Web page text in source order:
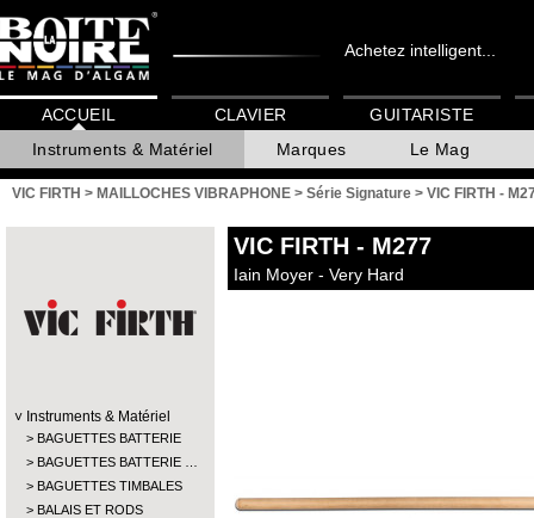
Achetez intelligent...
ACCUEIL
Instruments & Matériel
Marques Le Mag
CLAVIER GUITARISTE
VIC FIRTH > MAILLOCHES VIBRAPHONE > Série Signature > VIC FIRTH -
Instruments & Matériel
BAGUETTES BATTERIE
BAGUETTES BATTERIE …
BAGUETTES TIMBALES
BALAIS ET RODS
VIC FIRTH - M277
Iain Moyer - Very Hard